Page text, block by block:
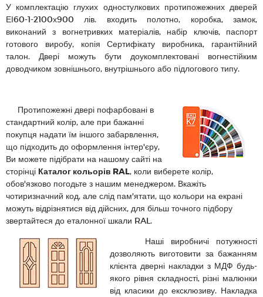
У комплектацію глухих одностулкових протипожежних дверей
ЕІ60-1-2100х900 лів. входить полотно, коробка, замок,
виконаний з вогнетривких матеріалів, набір ключів, паспорт
готового виробу, копія Сертифікату виробника, гарантійний
талон. Двері можуть бути доукомплектовані вогнестійким
доводчиком зовнішнього, внутрішнього або підлогового типу.
Протипожежні двері пофарбовані в
стандартний колір, але при бажанні
покупця надати їм іншого забарвлення,
що підходить до оформлення інтер'єру,
Ви можете підібрати на нашому сайті на
сторінці Каталог кольорів RAL, коли виберете колір,
обов'язково погодьте з нашим менеджером. Вкажіть
чотиризначний код, але слід пам'ятати, що кольори на екрані
можуть відрізнятися від дійсних, для більш точного підбору
звертайтеся до еталонної шкали RAL.
Наші виробничі потужності
дозволяють виготовити за бажанням
клієнта дверні накладки з МДФ будь-
якого рівня складності, різні малюнки
від класики до ексклюзиву. Накладка